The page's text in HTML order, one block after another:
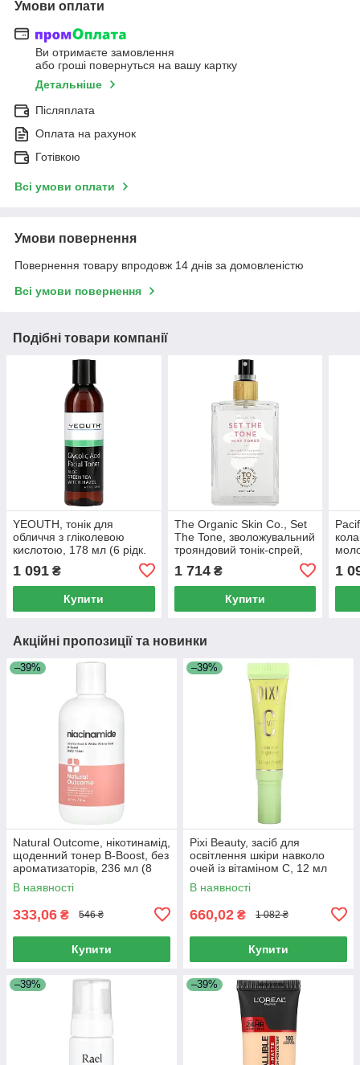
Умови оплати
Ви отримаєте замовлення
або гроші повернуться на вашу картку
Детальніше
Післяплата
Оплата на рахунок
Готівкою
Всі умови оплати
Умови повернення
Повернення товару впродовж 14 днів за домовленістю
Всі умови повернення
Подібні товари компанії
YEOUTH, тонік для
обличчя з гліколевою
кислотою, 178 мл (6 рідк.
1 091 ₴
Купити
The Organic Skin Co., Set
The Tone, зволожувальний
трояндовий тонік-спрей,
1 714₴
Купити
140
1
Акційні пропозиції та новинки
–39%
Natural Outcome, нікотинамід,
щоденний тонер B-Boost, без
ароматизаторів, 236 мл (8
унцій)
В наявності
333,06 ₴ 546 ₴
Купити
–39%
Pixi Beauty, засіб для
освітлення шкіри навколо
очей із вітаміном C, 12 мл
(0,4 рідк. унції)
В наявності
660,02 ₴ 1 082 ₴
Купити
–39% –39%